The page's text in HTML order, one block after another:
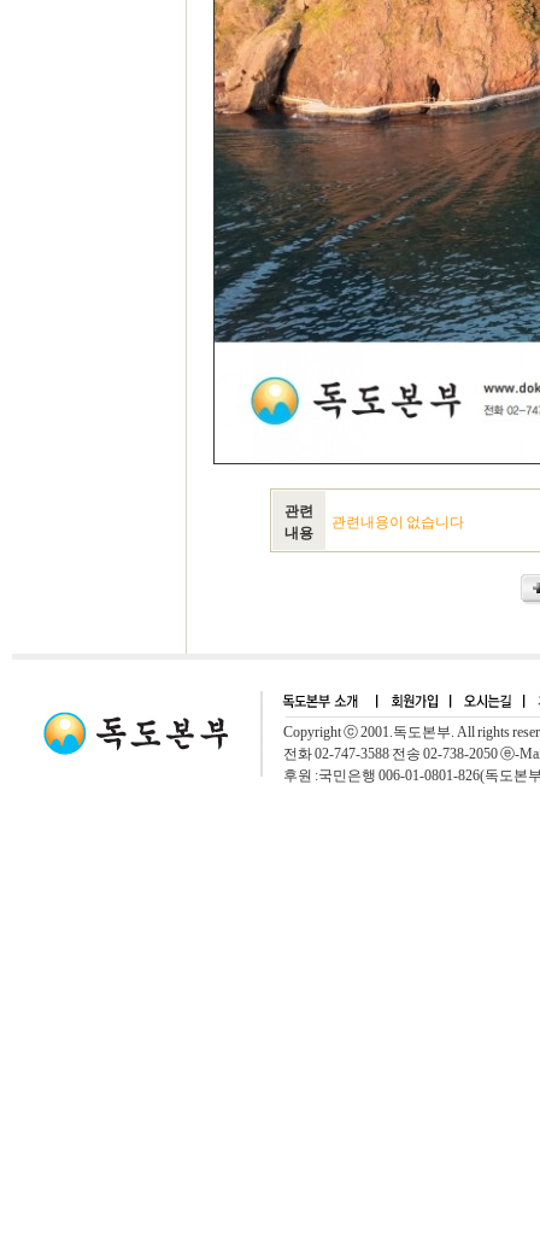
관련
내용
관련내용이 없습니다
Copyright ⓒ 2001.독도본부. All rights
전화 02-747-3588 전송 02-738-2050 ⓔ-
후원 :국민은행 006-01-0801-826(독도본